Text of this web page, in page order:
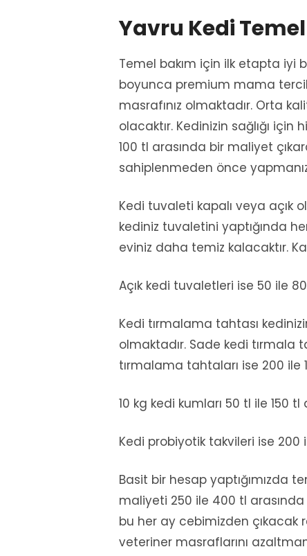
Yavru Kedi
Temel bakım için ilk etapta iyi
boyunca premium mama
masrafınız olmaktadır. Orta
olacaktır. Kedinizin sağlığı
100 tl arasında bir maliyet
sahiplenmeden önce
Kedi tuvaleti kapalı veya açık
kediniz tuvaletini yaptığında
eviniz daha temiz kalacaktır.
Açık kedi tuvaletleri ise 50 ile
Kedi tırmalama tahtası
olmaktadır. Sade kedi tırmala
tırmalama tahtaları ise 200 ile
10 kg kedi kumları 50 tl ile 150 tl
Kedi probiyotik takvileri ise 200
Basit bir hesap yaptığımızda
maliyeti 250 ile 400 tl arasında
bu her ay cebimizden çıkacak
veteriner masraflarını